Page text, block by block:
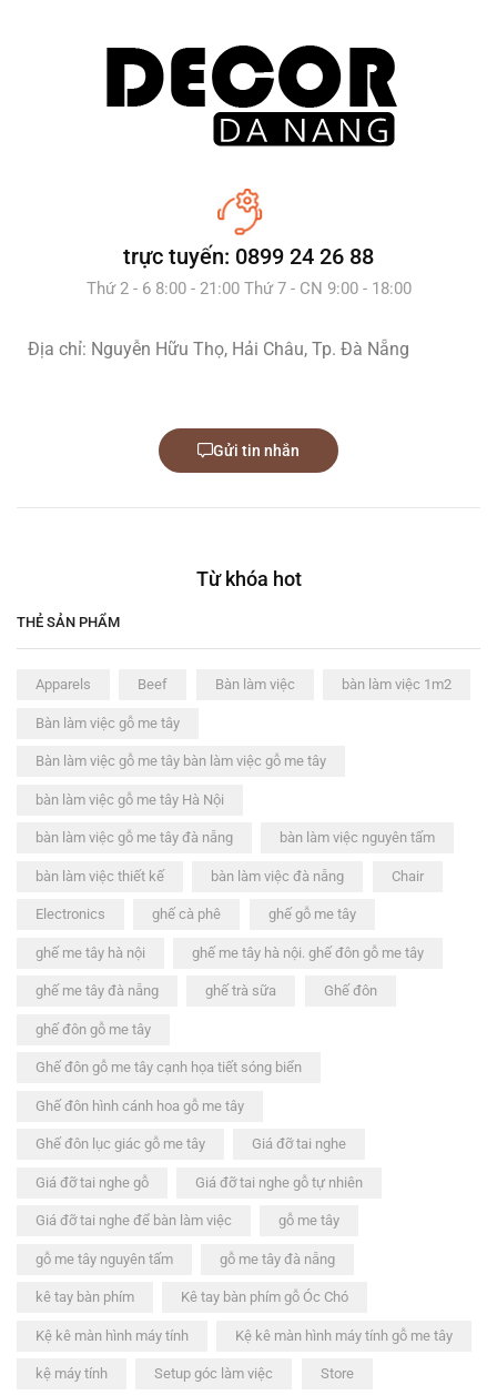
trực tuyến: 0899 24 26 88
Thứ 2 - 6 8:00 - 21:00 Thứ 7 - CN 9:00 - 18:00
Địa chỉ: Nguyễn Hữu Thọ, Hải Châu, Tp. Đà Nẵng
Gửi tin nhắn
Từ khóa hot
THẺ SẢN PHẨM
Apparels Beef Bàn làm việc bàn làm việc 1m2
Bàn làm việc gỗ me tây
Bàn làm việc gỗ me tây bàn làm việc gỗ me tây
bàn làm việc gỗ me tây Hà Nội
bàn làm việc gỗ me tây đà nẵng bàn làm việc nguyên tấm
bàn làm việc thiết kế bàn làm việc đà nẵng Chair
Electronics ghế cà phê ghế gỗ me tây
ghế me tây hà nội ghế me tây hà nội. ghế đôn gỗ me tây
ghế me tây đà nẵng ghế trà sữa Ghế đôn
ghế đôn gỗ me tây
Ghế đôn gỗ me tây cạnh họa tiết sóng biển
Ghế đôn hình cánh hoa gỗ me tây
Ghế đôn lục giác gỗ me tây Giá đỡ tai nghe
Giá đỡ tai nghe gỗ Giá đỡ tai nghe gỗ tự nhiên
Giá đỡ tai nghe để bàn làm việc gỗ me tây
gỗ me tây nguyên tấm gỗ me tây đà nẵng
kê tay bàn phím Kê tay bàn phím gỗ Óc Chó
Kệ kê màn hình máy tính Kệ kê màn hình máy tính gỗ me tây
kệ máy tính Setup góc làm việc Store